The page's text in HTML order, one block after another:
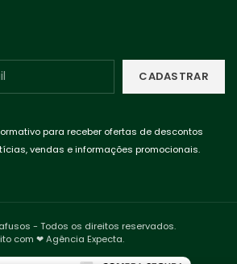
para receber ofertas de descontos
vendas e informações promocionais.
- Todos os direitos reservados.
com ❤ Agência Expecta.